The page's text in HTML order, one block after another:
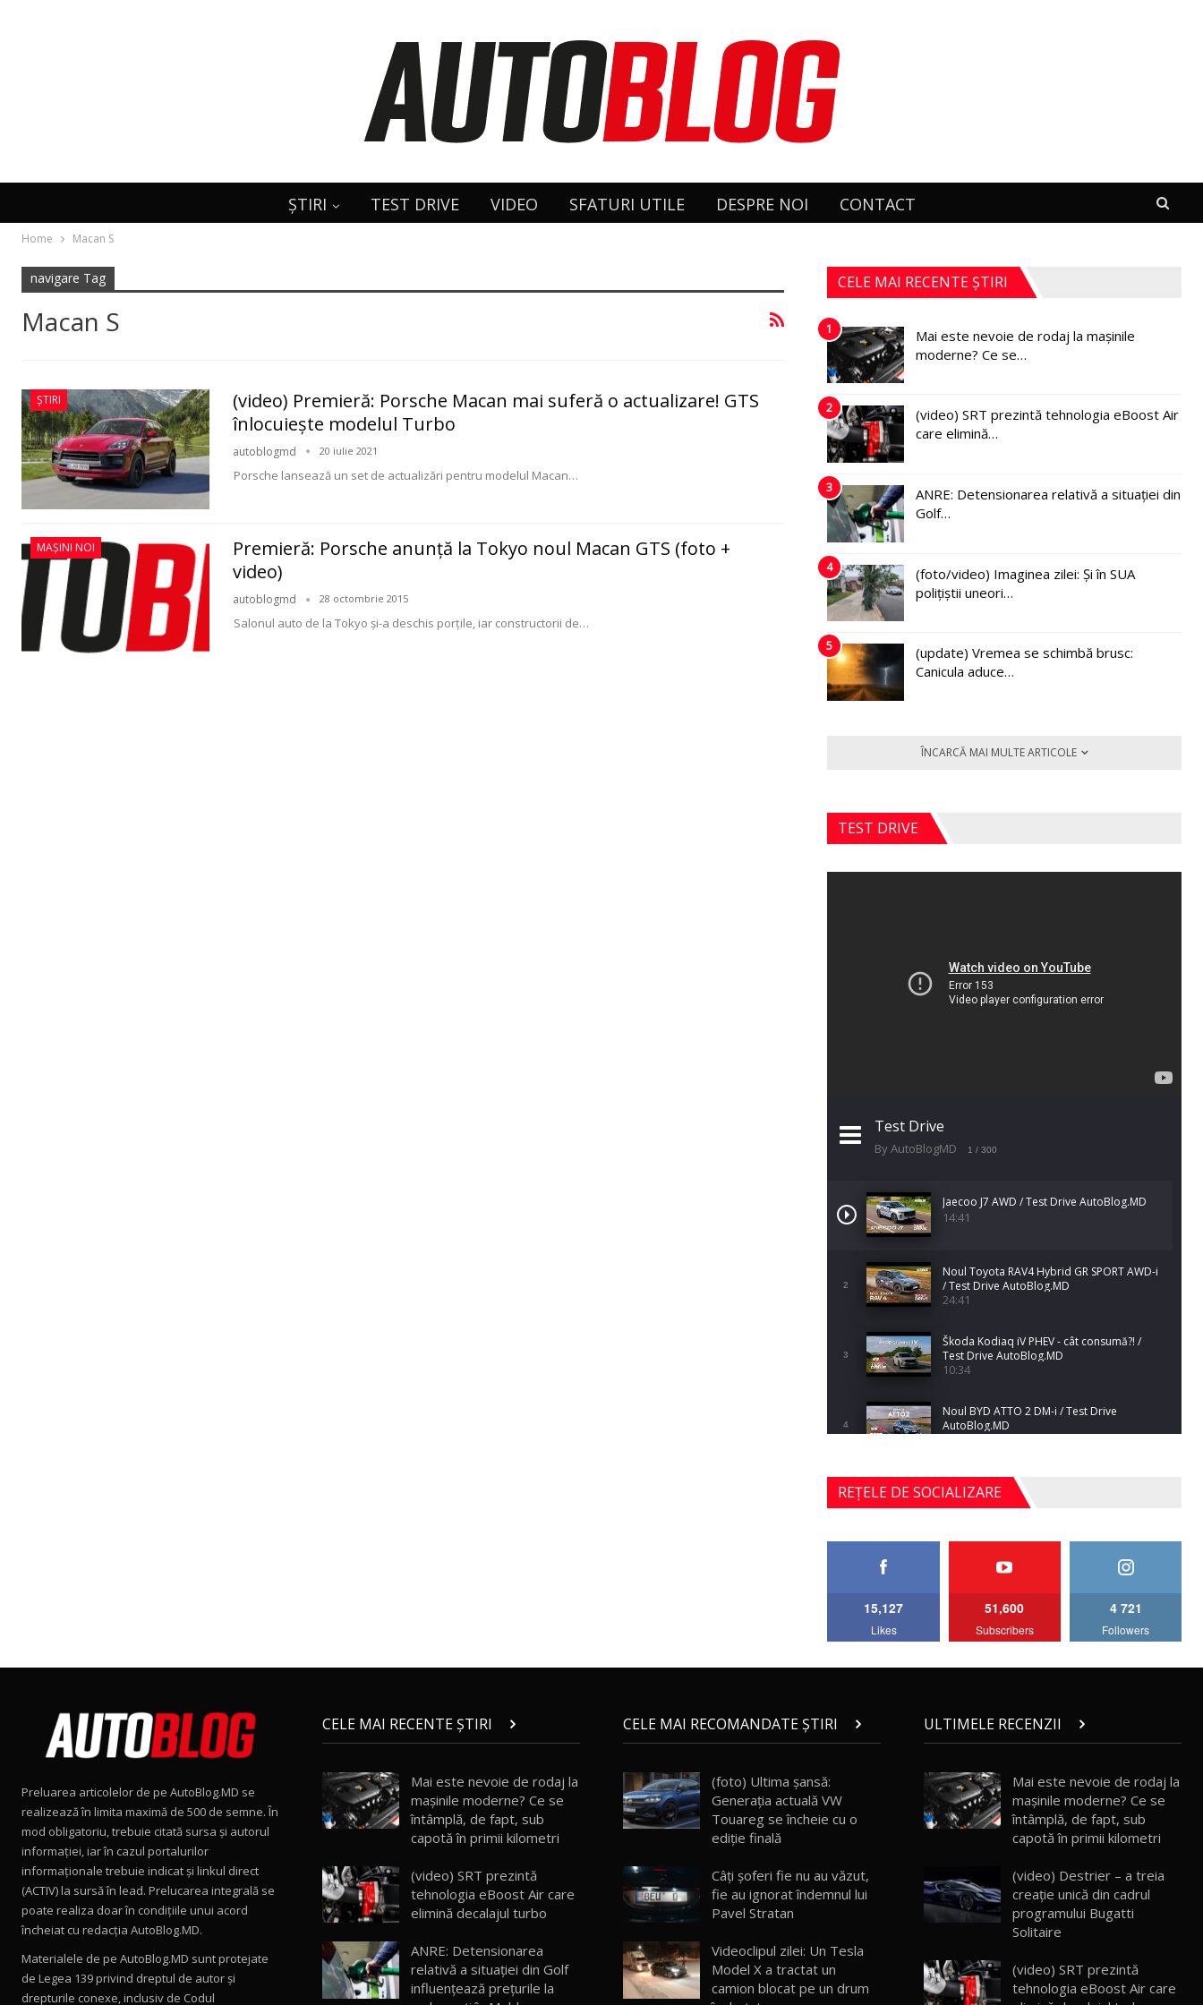
ȘTIRI TEST DRIVE VIDEO SFATURI UTILE DESPRE NOI CONTACT
Home Macan S
navigare Tag
Macan S
ȘTIRI
(video) Premieră: Porsche Macan mai suferă o actualizare! GTS
înlocuiește modelul Turbo
autoblogmd 20 iulie 2021
Porsche lansează un set de actualizări pentru modelul Macan…
MAȘINI NOI
Premieră: Porsche anunță la Tokyo noul Macan GTS (foto +
video)
autoblogmd 28 octombrie 2015
Salonul auto de la Tokyo și-a deschis porțile, iar constructorii de…
CELE MAI RECENTE ȘTIRI
1
Mai este nevoie de rodaj la mașinile
moderne? Ce se…
2
(video) SRT prezintă tehnologia eBoost Air
care elimină…
3
ANRE: Detensionarea relativă a situației din
Golf…
4
(foto/video) Imaginea zilei: Și în SUA
polițiștii uneori…
5
(update) Vremea se schimbă brusc:
Canicula aduce…
ÎNCARCĂ MAI MULTE ARTICOLE
TEST DRIVE
Test Drive
By AutoBlogMD 1 / 300
Jaecoo J7 AWD / Test Drive AutoBlog.MD
14:41
2
Noul Toyota RAV4 Hybrid GR SPORT AWD-i
/ Test Drive AutoBlog.MD
24:41
3
Škoda Kodiaq iV PHEV - cât consumă?! /
Test Drive AutoBlog.MD
10:34
4
Noul BYD ATTO 2 DM-i / Test Drive
AutoBlog.MD
5
Noul Mercedes-Benz S-Class facelift (S 580
4MATIC V223) / Test Drive AutoBlog.MD
27:33
AutoBlog.MD
15:08
15:22
Mercedes-AMG E 53 HYBRID 4MATIC+ /
Test Drive AutoBlog.MD
Noul Volvo ES90 / Test Drive AutoBlog.MD
27:58
12
Noul MG HS / Test Drive AutoBlog.MD
16:48
REȚELE DE SOCIALIZARE
15,127
Likes
51,600
Subscribers
4 721
Followers
Preluarea articolelor de pe AutoBlog.MD se
realizează în limita maximă de 500 de semne. În
mod obligatoriu, trebuie citată sursa și autorul
informației, iar în cazul portalurilor
informaționale trebuie indicat și linkul direct
(ACTIV) la sursă în lead. Prelucarea integrală se
poate realiza doar în condițiile unui acord
încheiat cu redacţia AutoBlog.MD.
Materialele de pe AutoBlog.MD sunt protejate
de Legea 139 privind dreptul de autor și
drepturile conexe, inclusiv de Codul
CELE MAI RECENTE ȘTIRI
Mai este nevoie de rodaj la
mașinile moderne? Ce se
întâmplă, de fapt, sub
capotă în primii kilometri
(video) SRT prezintă
tehnologia eBoost Air care
elimină decalajul turbo
ANRE: Detensionarea
relativă a situației din Golf
influențează prețurile la
CELE MAI RECOMANDATE ȘTIRI
(foto) Ultima șansă:
Generația actuală VW
Touareg se încheie cu o
ediție finală
Câți șoferi fie nu au văzut,
fie au ignorat îndemnul lui
Pavel Stratan
Videoclipul zilei: Un Tesla
Model X a tractat un
camion blocat pe un drum
ULTIMELE RECENZII
Mai este nevoie de rodaj la
mașinile moderne? Ce se
întâmplă, de fapt, sub
capotă în primii kilometri
(video) Destrier – a treia
creație unică din cadrul
programului Bugatti
Solitaire
(video) SRT prezintă
tehnologia eBoost Air care